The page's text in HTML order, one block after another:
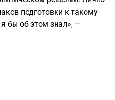
подготовки к такому
бы об этом знал», —